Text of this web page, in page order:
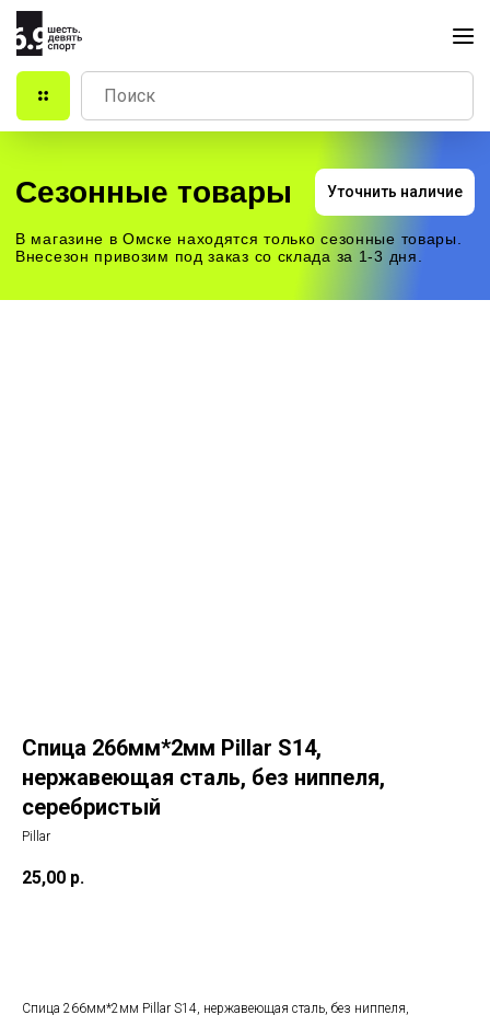
Сезонные товары
В магазине в Омске находятся только сезонные товары.
Внесезон привозим под заказ со склада за 1-3 дня.
Спица 266мм*2мм Pillar S14,
нержавеющая сталь, без ниппеля,
серебристый
Pillar
25,00 р.
Спица 266мм*2мм Pillar S14, нержавеющая сталь, без ниппеля,